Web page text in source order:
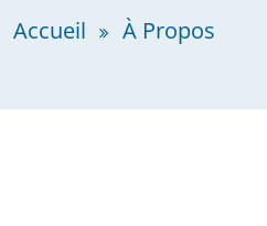
Accueil À Propos